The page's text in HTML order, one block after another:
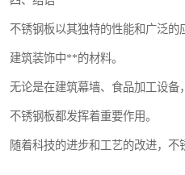
不锈钢板以其独特的性能和广泛的
建筑装饰中**的材料。
无论是在建筑幕墙、食品加工设备
不锈钢板都发挥着重要作用。
随着科技的进步和工艺的改进，不